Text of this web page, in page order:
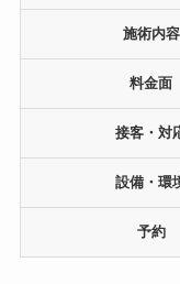
施術内容
料金面
接客・対
設備・環
予約